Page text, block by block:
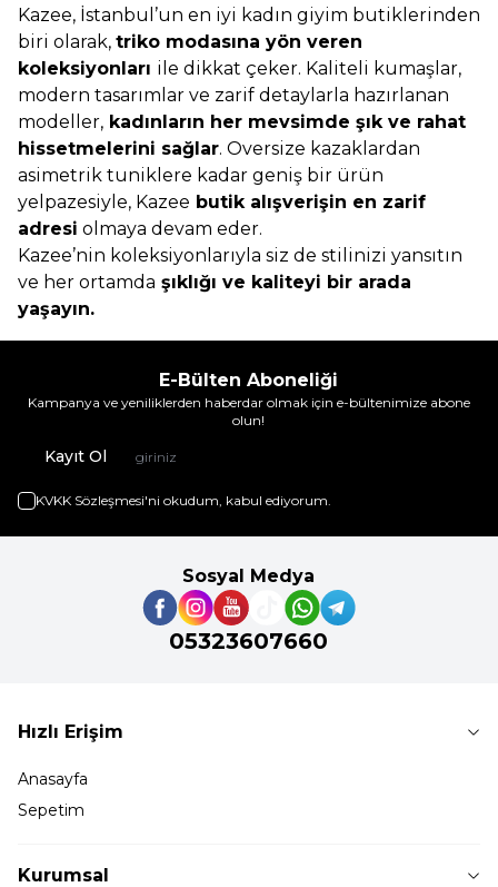
Kazee, İstanbul’un en iyi kadın giyim butiklerinden
biri olarak, triko modasına yön veren
koleksiyonları ile dikkat çeker. Kaliteli kumaşlar,
modern tasarımlar ve zarif detaylarla hazırlanan
modeller, kadınların her mevsimde şık ve rahat
hissetmelerini sağlar. Oversize kazaklardan
asimetrik tuniklere kadar geniş bir ürün
yelpazesiyle, Kazee butik alışverişin en zarif
adresi olmaya devam eder.
Kazee’nin koleksiyonlarıyla siz de stilinizi yansıtın
ve her ortamda şıklığı ve kaliteyi bir arada
yaşayın.
E-Bülten Aboneliği
Kampanya ve yeniliklerden haberdar olmak için e-bültenimize abone
olun!
Kayıt Ol
KVKK Sözleşmesi'ni okudum, kabul ediyorum.
Sosyal Medya
05323607660
Hızlı Erişim
Anasayfa
Sepetim
Kurumsal